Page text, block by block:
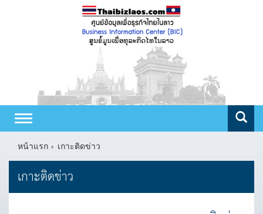
Toggle
navigation
หน้าแรก
เกาะติดข่าว
เกาะติดข่าว